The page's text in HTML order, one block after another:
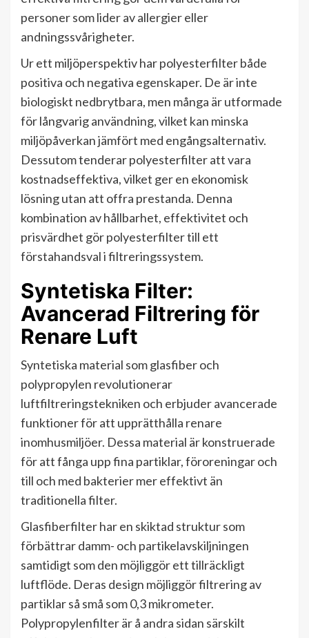
personer som lider av allergier eller
andningssvårigheter.
Ur ett miljöperspektiv har polyesterfilter både
positiva och negativa egenskaper. De är inte
biologiskt nedbrytbara, men många är utformade
för långvarig användning, vilket kan minska
miljöpåverkan jämfört med engångsalternativ.
Dessutom tenderar polyesterfilter att vara
kostnadseffektiva, vilket ger en ekonomisk
lösning utan att offra prestanda. Denna
kombination av hållbarhet, effektivitet och
prisvärdhet gör polyesterfilter till ett
förstahandsval i filtreringssystem.
Syntetiska Filter:
Avancerad Filtrering för
Renare Luft
Syntetiska material som glasfiber och
polypropylen revolutionerar
luftfiltreringstekniken och erbjuder avancerade
funktioner för att upprätthålla renare
inomhusmiljöer. Dessa material är konstruerade
för att fånga upp fina partiklar, föroreningar och
till och med bakterier mer effektivt än
traditionella filter.
Glasfiberfilter har en skiktad struktur som
förbättrar damm- och partikelavskiljningen
samtidigt som den möjliggör ett tillräckligt
luftflöde. Deras design möjliggör filtrering av
partiklar så små som 0,3 mikrometer.
Polypropylenfilter är å andra sidan särskilt